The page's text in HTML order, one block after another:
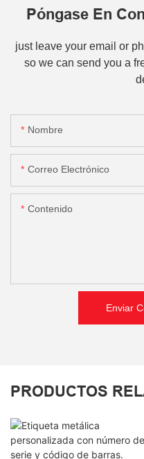
Póngase En
just leave your email or
so we can send you a
Nombre
Correo Electrónico
Contenido
Enviar
PRODUCTOS